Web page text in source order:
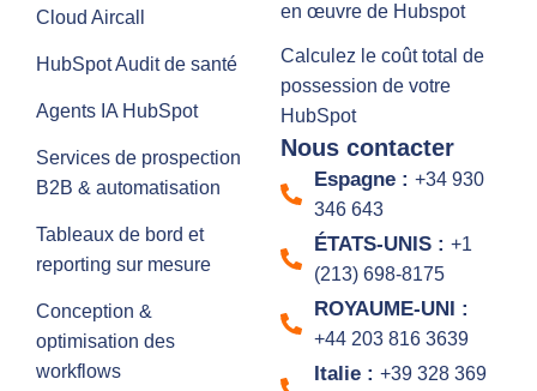
Cloud Aircall
HubSpot Audit de santé
Agents IA HubSpot
Services de prospection
B2B & automatisation
Tableaux de bord et
reporting sur mesure
Conception &
optimisation des
workflows
en œuvre de Hubspot
Calculez le coût total de
possession de votre
HubSpot
Nous contacter
Espagne : +34 930
346 643
ÉTATS-UNIS : +1
(213) 698-8175
ROYAUME-UNI :
+44 203 816 3639
Italie : +39 328 369